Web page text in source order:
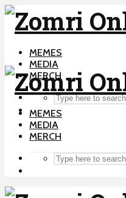
MEMES
MEDIA
MERCH
MEMES
MEDIA
MERCH